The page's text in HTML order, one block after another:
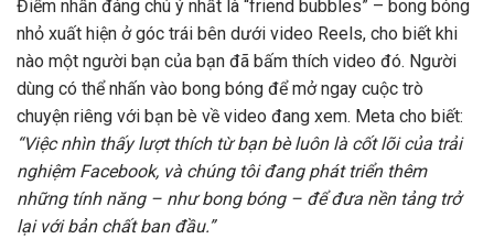
Điểm nhấn đáng chú ý nhất là “friend bubbles” – bong bóng
nhỏ xuất hiện ở góc trái bên dưới video Reels, cho biết khi
nào một người bạn của bạn đã bấm thích video đó. Người
dùng có thể nhấn vào bong bóng để mở ngay cuộc trò
chuyện riêng với bạn bè về video đang xem. Meta cho biết:
“Việc nhìn thấy lượt thích từ bạn bè luôn là cốt lõi của trải
nghiệm Facebook, và chúng tôi đang phát triển thêm
những tính năng – như bong bóng – để đưa nền tảng trở
lại với bản chất ban đầu.”